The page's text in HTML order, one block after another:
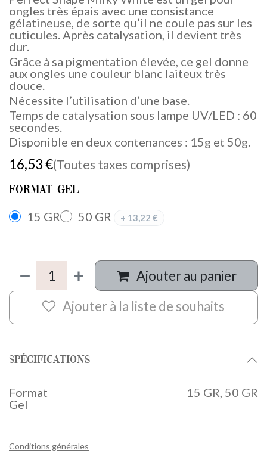
ongles très épais avec une consistance
gélatineuse, de sorte qu’il ne coule pas sur les
cuticules. Après catalysation, il devient très
dur.
Grâce à sa pigmentation élevée, ce gel donne
aux ongles une couleur blanc laiteux très
douce.
Nécessite l’utilisation d’une base.
Temps de catalysation sous lampe UV/LED : 60
secondes.
Disponible en deux contenances : 15g et 50g.
16,53€(Toutes taxes comprises)
Format Gel
15 GR 50 GR + 13,22 €
Ajouter au panier
Ajouter à la liste de souhaits
Spécifications
Format
Gel
15 GR, 50 GR
Conditions générales